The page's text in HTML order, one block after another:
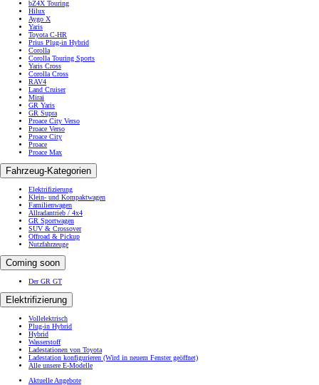
bZ4X Touring
Hilux
Aygo X
Yaris
Toyota C-HR
Prius Plug-in Hybrid
Corolla
Corolla Touring Sports
Yaris Cross
Corolla Cross
RAV4
Land Cruiser
Mirai
GR Yaris
GR Supra
Proace City Verso
Proace Verso
Proace City
Proace
Proace Max
Fahrzeug-Kategorien
Elektrifizierung
Klein- und Kompaktwagen
Familienwagen
Allradantrieb / 4x4
GR Sportwagen
SUV & Crossover
Offroad & Pickup
Nutzfahrzeuge
Coming soon
Der GR GT
Elektrifizierung
Vollelektrisch
Plug-in Hybrid
Hybrid
Wasserstoff
Ladestationen von Toyota
Ladestation konfigurieren (Wird in neuem Fenster geöffnet)
Alle unsere E-Modelle
Aktuelle Angebote